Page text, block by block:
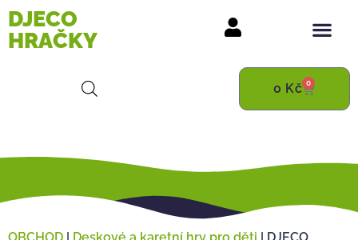
DJECO
HRAČKY
0 Kč 0